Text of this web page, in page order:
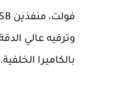
بالكاميرا الخلفية.